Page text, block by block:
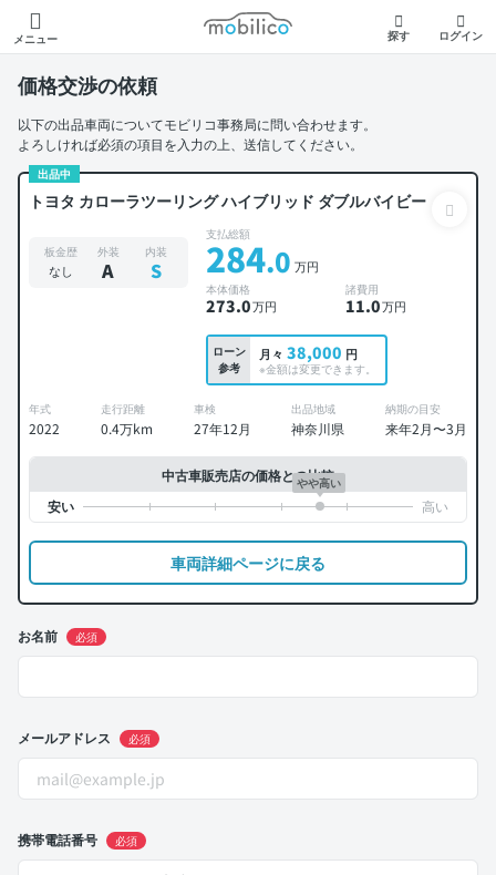
メニュー
モビリコ
探す ログイン
価格交渉の依頼
以下の出品車両についてモビリコ事務局に問い合わせます。
よろしければ必須の項目を入力の上、送信してください。
出品中
トヨタ カローラツーリング ハイブリッド ダブルバイビー
板金歴
なし
外装
A
内装
S
支払総額
284.0 万円
本体価格
273.0万円
諸費用
11.0万円
ローン
参考
月々 38,000 円
※金額は変更できます。
年式
2022
走行距離
0.4万km
車検
27年12月
出品地域
神奈川県
納期の目安
来年2月〜3月
中古車販売店の価格との比較
やや高い
車両詳細ページに戻る
お名前 必須
メールアドレス 必須
携帯電話番号 必須